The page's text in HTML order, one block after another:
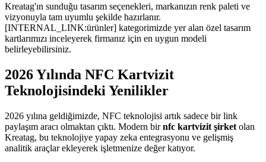
Kreatag'ın sunduğu tasarım seçenekleri, markanızın renk paleti ve
vizyonuyla tam uyumlu şekilde hazırlanır.
[INTERNAL_LINK:ürünler] kategorimizde yer alan özel tasarım
kartlarımızı inceleyerek firmanız için en uygun modeli
belirleyebilirsiniz.
2026 Yılında NFC Kartvizit
Teknolojisindeki Yenilikler
2026 yılına geldiğimizde, NFC teknolojisi artık sadece bir link
paylaşım aracı olmaktan çıktı. Modern birnfc kartvizit şirket olan
Kreatag, bu teknolojiye yapay zeka entegrasyonu ve gelişmiş
analitik araçlar ekleyerek işletmenize değer katıyor.